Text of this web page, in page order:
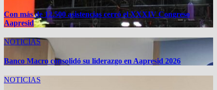
Con más de 12.500 asistencias cerró el XXXIV Congreso
Aapresid
NOTICIAS
Banco Macro consolidó su liderazgo en Aapresid 2026
NOTICIAS